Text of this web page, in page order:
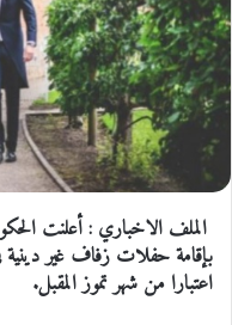
الملف الاخباري :أعلنت
بإقامة حفلات زفاف غير دينية
اعتبارا من شهر تموز المقبل.